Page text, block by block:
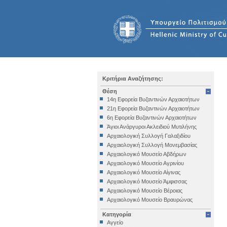
Κριτήρια Αναζήτησης:
Θέση
14η Εφορεία Βυζαντινών Αρχαιοτήτων
21η Εφορεία Βυζαντινών Αρχαιοτήτων
6η Εφορεία Βυζαντινών Αρχαιοτήτων
Άγιοι Ανάργυροι Ακλειδιού Μυτιλήνης
Αρχαιολογική Συλλογή Γαλαξιδίου
Αρχαιολογική Συλλογή Μονεμβασίας
Αρχαιολογικό Μουσείο Αβδήρων
Αρχαιολογικό Μουσείο Αγρινίου
Αρχαιολογικό Μουσείο Αίγινας
Αρχαιολογικό Μουσείο Άμφισσας
Αρχαιολογικό Μουσείο Βέροιας
Αρχαιολογικό Μουσείο Βραυρώνας
Αρχαιολογικό Μουσείο Δελφών
Αρχαιολογικό Μουσείο Ηγουμενίτσας
Κατηγορία
Αγγείο